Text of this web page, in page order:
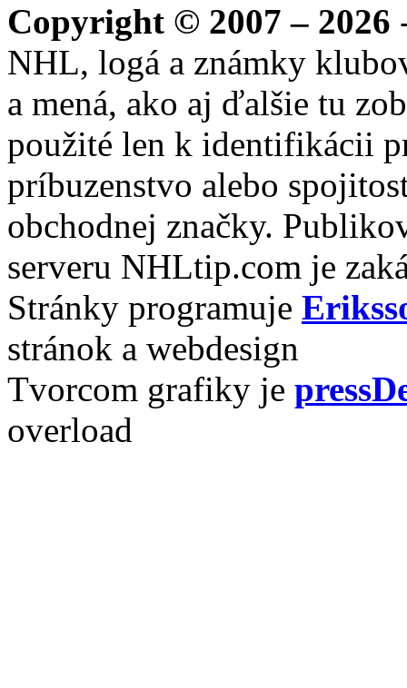
Copyright © 2007 – 2026
NHL, logá a známky
a mená, ako aj ďalšie tu
použité len k identifikácii
príbuzenstvo alebo
obchodnej značky.
serveru NHLtip.com je
Stránky programuje
stránok a webdesign
Tvorcom grafiky je
overload